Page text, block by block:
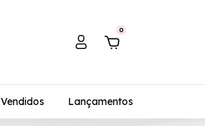
0
Lançamentos